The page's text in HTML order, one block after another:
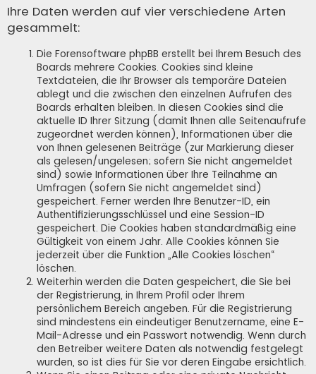
Ihre Daten werden auf vier verschiedene Arten
gesammelt:
Die Forensoftware phpBB erstellt bei Ihrem Besuch des
Boards mehrere Cookies. Cookies sind kleine
Textdateien, die Ihr Browser als temporäre Dateien
ablegt und die zwischen den einzelnen Aufrufen des
Boards erhalten bleiben. In diesen Cookies sind die
aktuelle ID Ihrer Sitzung (damit Ihnen alle Seitenaufrufe
zugeordnet werden können), Informationen über die
von Ihnen gelesenen Beiträge (zur Markierung dieser
als gelesen/ungelesen; sofern Sie nicht angemeldet
sind) sowie Informationen über Ihre Teilnahme an
Umfragen (sofern Sie nicht angemeldet sind)
gespeichert. Ferner werden Ihre Benutzer-ID, ein
Authentifizierungsschlüssel und eine Session-ID
gespeichert. Die Cookies haben standardmäßig eine
Gültigkeit von einem Jahr. Alle Cookies können Sie
jederzeit über die Funktion „Alle Cookies löschen“
löschen.
Weiterhin werden die Daten gespeichert, die Sie bei
der Registrierung, in Ihrem Profil oder Ihrem
persönlichem Bereich angeben. Für die Registrierung
sind mindestens ein eindeutiger Benutzername, eine E-
Mail-Adresse und ein Passwort notwendig. Wenn durch
den Betreiber weitere Daten als notwendig festgelegt
wurden, so ist dies für Sie vor deren Eingabe ersichtlich.